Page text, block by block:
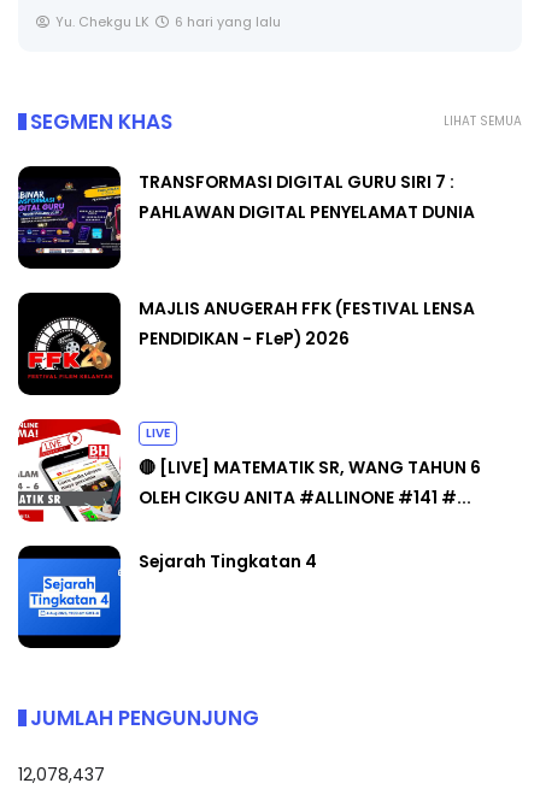
LIHAT SEMUA
SEGMEN KHAS
TRANSFORMASI DIGITAL GURU SIRI 7 :
PAHLAWAN DIGITAL PENYELAMAT DUNIA
MAJLIS ANUGERAH FFK (FESTIVAL LENSA
PENDIDIKAN - FLeP) 2026
LIVE
🔴 [LIVE] MATEMATIK SR, WANG TAHUN 6
OLEH CIKGU ANITA #ALLINONE #141 #...
Sejarah Tingkatan 4
JUMLAH PENGUNJUNG
12,078,437